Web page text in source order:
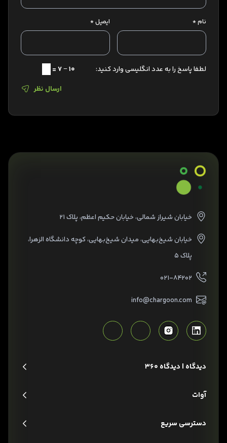
نام* ایمیل*
لطفا پاسخ را به عدد انگلیسی وارد کنید:
10 − 7 =
ارسال نظر
خیابان شیراز شمالی، خیابان حکیم اعظم، پلاک ۲۱
خیابان شیخ‌بهایی، میدان شیخ‌بهایی، کوچه دانشگاه الزهرا،
پلاک ۵
۰۲۱-۸۴۲۰۲
info@chargoon.com
دیدگاه | دیدگاه 360
آوات
دسترسی سریع